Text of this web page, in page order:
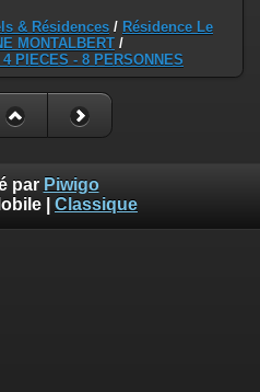
& Résidences / Résidence Le
MONTALBERT /
PIECES - 8 PERSONNES
par Piwigo
Classique